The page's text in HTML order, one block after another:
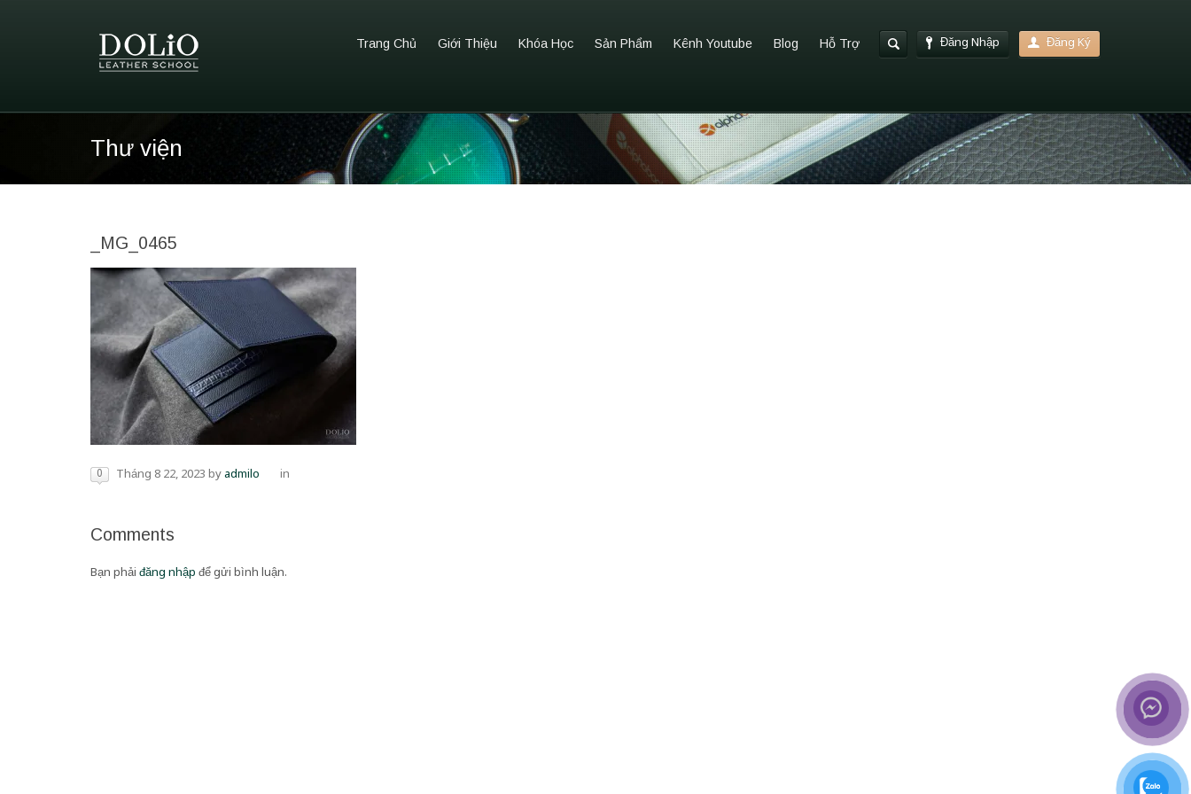
Đăng Nhập Đăng Ký
Trang Chủ Giới Thiệu Khóa Học Sản Phẩm Kênh Youtube Blog Hỗ Trợ
Thư viện
_MG_0465
0 Tháng 8 22, 2023 byadmilo in
Comments
Bạn phải đăng nhập để gửi bình luận.